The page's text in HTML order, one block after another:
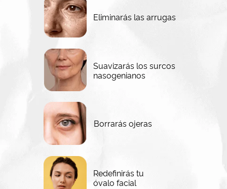
Redefinirás tu
óvalo facial
Borrarás ojeras
Suavizarás los surcos
nasogenianos
Eliminarás las arrugas